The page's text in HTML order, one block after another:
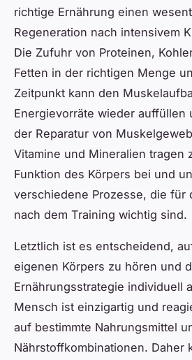
richtige Ernährung einen
Regeneration nach intensivem
Die Zufuhr von Proteinen,
Fetten in der richtigen Menge
Zeitpunkt kann den
Energievorräte wieder auffüllen
der Reparatur von
Vitamine und Mineralien tragen
Funktion des Körpers bei und
verschiedene Prozesse, die für
nach dem Training wichtig sind.
Letztlich ist es entscheidend,
eigenen Körpers zu hören und
Ernährungsstrategie individuell
Mensch ist einzigartig und
auf bestimmte Nahrungsmittel
Nährstoffkombinationen. Daher